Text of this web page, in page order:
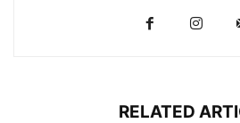
RELATED